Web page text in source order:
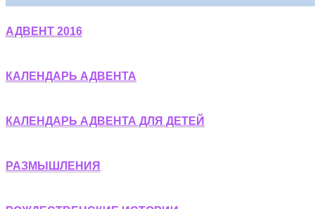
АДВЕНТ 2016
КАЛЕНДАРЬ АДВЕНТА
КАЛЕНДАРЬ АДВЕНТА ДЛЯ ДЕТЕЙ
РАЗМЫШЛЕНИЯ